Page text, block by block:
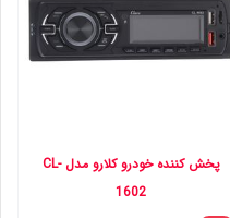
پخش کننده خودرو کلارو مدل CL-
1602